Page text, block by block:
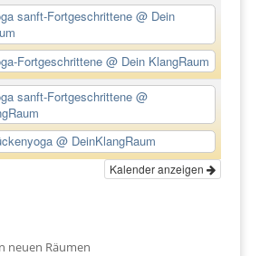
sanft-Fortgeschrittene@ Dein
Fortgeschrittene@ Dein KlangRaum
sanft-Fortgeschrittene@
@ DeinKlangRaum
Kalender anzeigen
neuen Räumen